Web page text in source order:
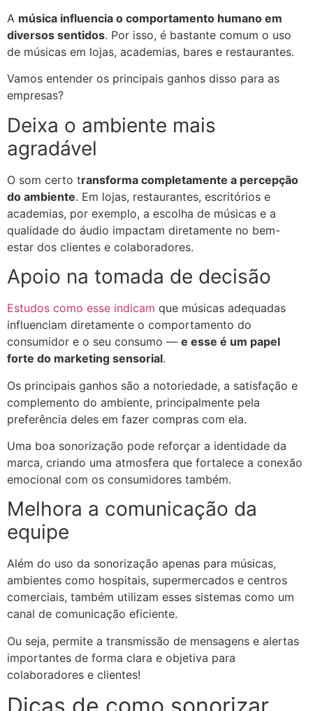
A música influencia o comportamento humano em
diversos sentidos. Por isso, é bastante comum o uso
de músicas em lojas, academias, bares e restaurantes.
Vamos entender os principais ganhos disso para as
empresas?
Deixa o ambiente mais
agradável
O som certo transforma completamente a percepção
do ambiente. Em lojas, restaurantes, escritórios e
academias, por exemplo, a escolha de músicas e a
qualidade do áudio impactam diretamente no bem-
estar dos clientes e colaboradores.
Apoio na tomada de decisão
Estudos como esse indicam que músicas adequadas
influenciam diretamente o comportamento do
consumidor e o seu consumo — e esse é um papel
forte do marketing sensorial.
Os principais ganhos são a notoriedade, a satisfação e
complemento do ambiente, principalmente pela
preferência deles em fazer compras com ela.
Uma boa sonorização pode reforçar a identidade da
marca, criando uma atmosfera que fortalece a conexão
emocional com os consumidores também.
Melhora a comunicação da
equipe
Além do uso da sonorização apenas para músicas,
ambientes como hospitais, supermercados e centros
comerciais, também utilizam esses sistemas como um
canal de comunicação eficiente.
Ou seja, permite a transmissão de mensagens e alertas
importantes de forma clara e objetiva para
colaboradores e clientes!